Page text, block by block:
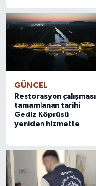
GÜNCEL
Restorasyon çalışması
tamamlanan tarihi
Gediz Köprüsü
yeniden hizmette